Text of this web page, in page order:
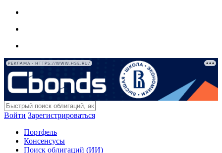
РЕКЛАМА • HTTPS://WWW.HSE.RU/
Войти Зарегистрироваться
Портфель
Консенсусы
Поиск облигаций (ИИ)